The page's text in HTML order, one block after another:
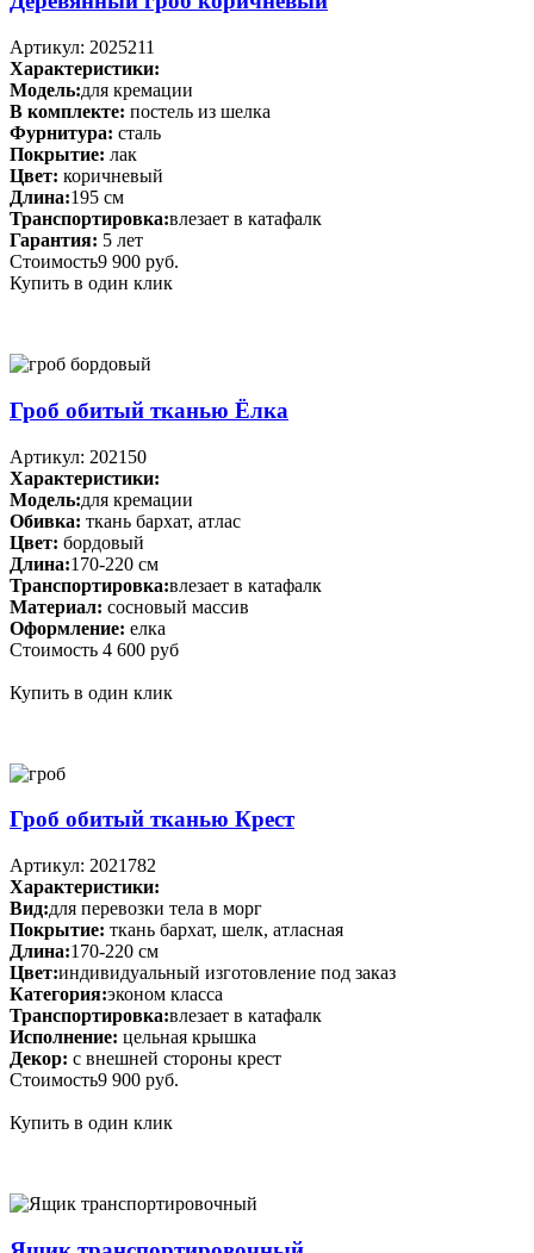
Артикул: 2025211
Характеристики:
Модель:для кремации
В комплекте: постель из шелка
Фурнитура: сталь
Покрытие: лак
Цвет: коричневый
Длина:195 см
Транспортировка:влезает в катафалк
Гарантия: 5 лет
Стоимость9 900 руб.
Купить в один клик
Гроб обитый тканью Ёлка
Артикул: 202150
Характеристики:
Модель:для кремации
Обивка: ткань бархат, атлас
Цвет: бордовый
Длина:170-220 см
Транспортировка:влезает в катафалк
Материал: сосновый массив
Оформление: елка
Стоимость 4 600 руб
Купить в один клик
Гроб обитый тканью Крест
Артикул: 2021782
Характеристики:
Вид:для перевозки тела в морг
Покрытие: ткань бархат, шелк, атласная
Длина:170-220 см
Цвет:индивидуальный изготовление под заказ
Категория:эконом класса
Транспортировка:влезает в катафалк
Исполнение: цельная крышка
Декор: с внешней стороны крест
Стоимость9 900 руб.
Купить в один клик